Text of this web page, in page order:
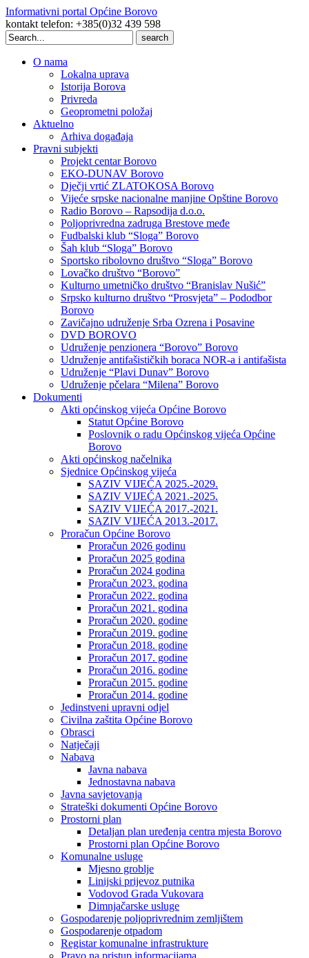
Informativni portal Općine Borovo
kontakt telefon: +385(0)32 439 598
Search
for:
O nama
Lokalna uprava
Istorija Borova
Privreda
Geoprometni položaj
Aktuelno
Arhiva događaja
Pravni subjekti
Projekt centar Borovo
EKO-DUNAV Borovo
Dječji vrtić ZLATOKOSA Borovo
Vijeće srpske nacionalne manjine Opštine Borovo
Radio Borovo – Rapsodija d.o.o.
Poljoprivredna zadruga Brestove međe
Fudbalski klub “Sloga” Borovo
Šah klub “Sloga” Borovo
Sportsko ribolovno društvo “Sloga” Borovo
Lovačko društvo “Borovo”
Kulturno umetničko društvo “Branislav Nušić”
Srpsko kulturno društvo “Prosvjeta” – Pododbor
Borovo
Zavičajno udruženje Srba Ozrena i Posavine
DVD BOROVO
Udruženje penzionera “Borovo” Borovo
Udruženje antifašističkih boraca NOR-a i antifašista
Udruženje “Plavi Dunav” Borovo
Udruženje pčelara “Milena” Borovo
Dokumenti
Akti općinskog vijeća Općine Borovo
Statut Općine Borovo
Poslovnik o radu Općinskog vijeća Općine
Borovo
Akti općinskog načelnika
Sjednice Općinskog vijeća
SAZIV VIJEĆA 2025.-2029.
SAZIV VIJEĆA 2021.-2025.
SAZIV VIJEĆA 2017.-2021.
SAZIV VIJEĆA 2013.-2017.
Proračun Općine Borovo
Proračun 2026 godinu
Proračun 2025 godina
Proračun 2024 godina
Proračun 2023. godina
Proračun 2022. godina
Proračun 2021. godina
Proračun 2020. godine
Proračun 2019. godine
Proračun 2018. godine
Proračun 2017. godine
Proračun 2016. godine
Proračun 2015. godine
Proračun 2014. godine
Jedinstveni upravni odjel
Civilna zaštita Općine Borovo
Obrasci
Natječaji
Nabava
Javna nabava
Jednostavna nabava
Javna savjetovanja
Strateški dokumenti Općine Borovo
Prostorni plan
Detaljan plan uređenja centra mjesta Borovo
Prostorni plan Općine Borovo
Komunalne usluge
Mjesno groblje
Linijski prijevoz putnika
Vodovod Grada Vukovara
Dimnjačarske usluge
Gospodarenje poljoprivrednim zemljištem
Gospodarenje otpadom
Registar komunalne infrastrukture
Pravo na pristup informacijama